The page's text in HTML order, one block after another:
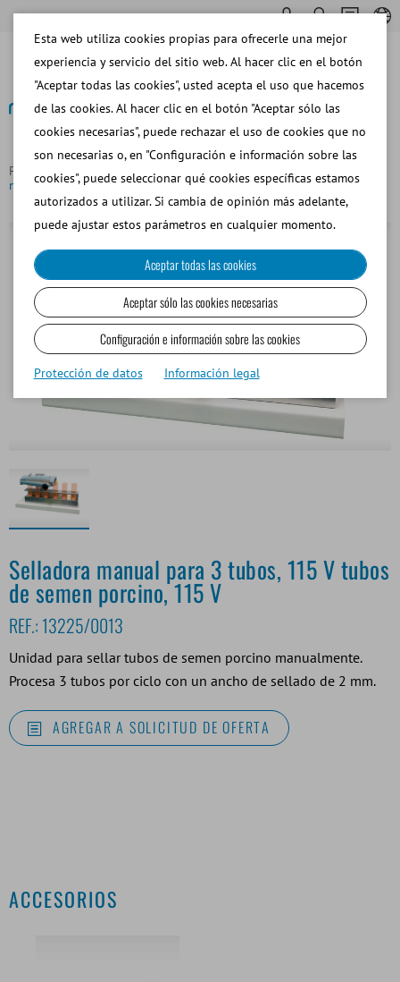
Página principal Porcino Envasado de Semen
Selladora
manual para 3 tubos, 115 V tubos de semen porcino, 115 V
Selladora manual para 3 tubos, 115 V tubos
de semen porcino, 115 V
REF.: 13225/0013
Unidad para sellar tubos de semen porcino manualmente.
Procesa 3 tubos por ciclo con un ancho de sellado de 2 mm.
AGREGAR A SOLICITUD DE OFERTA
ACCESORIOS
Esta web utiliza cookies propias para ofrecerle una mejor
experiencia y servicio del sitio web. Al hacer clic en el botón
"Aceptar todas las cookies", usted acepta el uso que hacemos
de las cookies. Al hacer clic en el botón "Aceptar sólo las
cookies necesarias", puede rechazar el uso de cookies que no
son necesarias o, en "Configuración e información sobre las
cookies", puede seleccionar qué cookies específicas estamos
autorizados a utilizar. Si cambia de opinión más adelante,
puede ajustar estos parámetros en cualquier momento.
Aceptar todas las cookies
Aceptar sólo las cookies necesarias
Configuración e información sobre las cookies
Protección de datos Información legal